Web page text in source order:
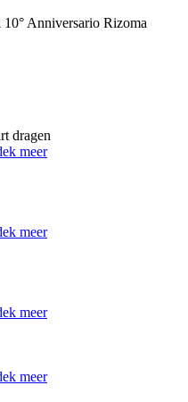
10° Anniversario Rizoma
dragen
meer
meer
meer
meer